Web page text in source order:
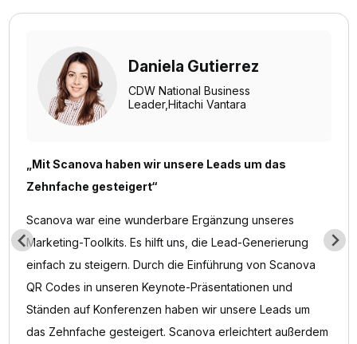
Daniela Gutierrez
CDW National Business
Leader,Hitachi Vantara
„Mit Scanova haben wir unsere Leads um das
Zehnfache gesteigert“
Scanova war eine wunderbare Ergänzung unseres
Marketing-Toolkits. Es hilft uns, die Lead-Generierung
einfach zu steigern. Durch die Einführung von Scanova
QR Codes in unseren Keynote-Präsentationen und
Ständen auf Konferenzen haben wir unsere Leads um
das Zehnfache gesteigert. Scanova erleichtert außerdem